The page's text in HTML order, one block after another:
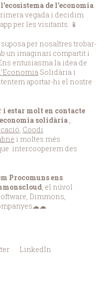
de l’economia
vegada i decidim
per les visitants. 📱
per nosaltres trobar-
un imaginari compartit i
entusiasma la idea de
Solidària i
aportar-hi el nostre
i estar molt en contacte
solidària ,
, Coodi
i moltes més
intercooperem des
Procomuns ens
, el núvol
Dimmons,
LinkedIn